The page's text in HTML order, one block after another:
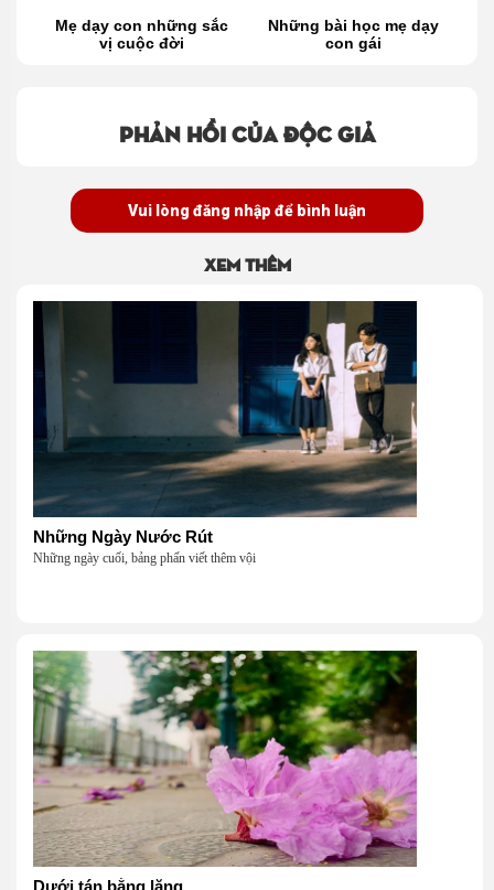
Mẹ dạy con những sắc
vị cuộc đời
Những bài học mẹ dạy
con gái
Phản hồi của độc giả
Vui lòng đăng nhập để bình luận
Xem thêm
Những Ngày Nước Rút
Những ngày cuối, bảng phấn viết thêm vội
Dưới tán bằng lăng